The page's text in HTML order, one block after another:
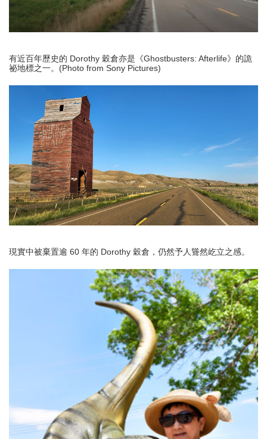
有近百年歷史的 Dorothy 穀倉亦是《Ghostbusters: Afterlife》的詭
祕地標之一。(Photo from Sony Pictures)
現實中被棄置逾 60 年的 Dorothy 穀倉，仍然予人聳然屹立之感。